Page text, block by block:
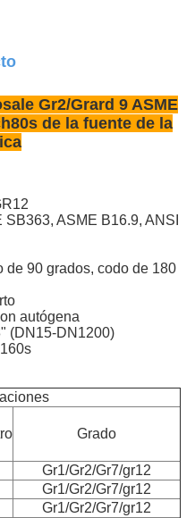
Gr2/Grard 9 ASME
de la fuente de la
ASME B16.9, ANSI
de 90 grados, codo de 180
autógena
(DN15-DN1200)
Grado
Gr1/Gr2/Gr7/gr12
Gr1/Gr2/Gr7/gr12
Gr1/Gr2/Gr7/gr12